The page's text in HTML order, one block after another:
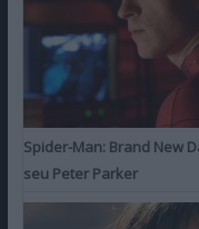
Spider-Man: Brand New
seu Peter Parker